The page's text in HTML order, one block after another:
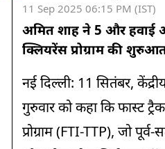
11 Sep 2025 06:15 PM (IST)
अमित शाह ने 5 और हवाई
क्लियरेंस प्रोग्राम की
नई दिल्ली: 11 सितंबर,
गुरुवार को कहा कि फास्ट ट्रैक
प्रोग्राम (FTI-TTP), जो पूर्व-